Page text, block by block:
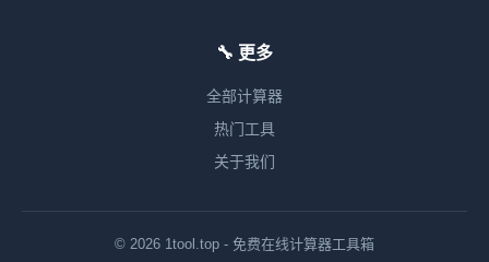
🔧 更多
全部计算器
热门工具
关于我们
© 2026 1tool.top - 免费在线计算器工具箱